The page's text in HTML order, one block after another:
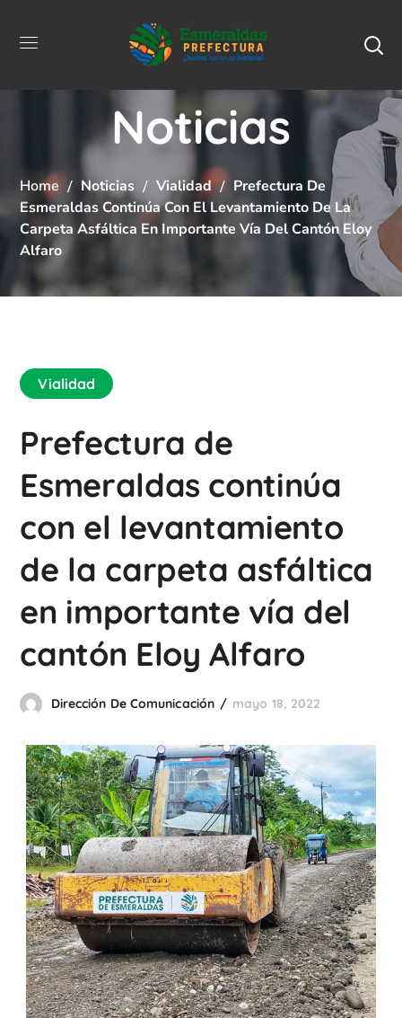
Noticias
Home Noticias Vialidad
Prefectura De
Esmeraldas Continúa Con El Levantamiento De La
Carpeta Asfáltica En Importante Vía Del Cantón Eloy
Alfaro
Vialidad
Prefectura de
Esmeraldas continúa
con el levantamiento
de la carpeta asfáltica
en importante vía del
cantón Eloy Alfaro
Dirección De Comunicación mayo 18, 2022